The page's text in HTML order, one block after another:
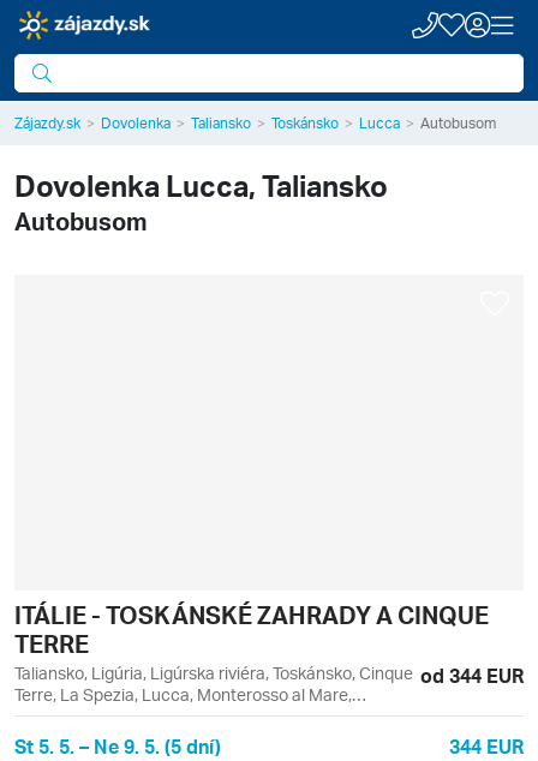
Zájazdy.sk Dovolenka Taliansko Toskánsko Lucca Autobusom
Dovolenka Lucca, Taliansko
Autobusom
ITÁLIE - TOSKÁNSKÉ ZAHRADY A CINQUE
TERRE
Taliansko, Ligúria, Ligúrska riviéra, Toskánsko, Cinque
Terre, La Spezia, Lucca, Monterosso al Mare,
Portovenere, Riomaggiore, Vernazza, Viareggio
od 344 EUR
St 5. 5. – Ne 9. 5. (5 dní) 344 EUR